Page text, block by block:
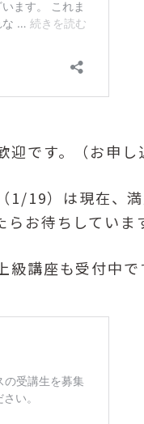
です。（お申し
1/19）は現在、
お待ちしていま
講座も受付中で